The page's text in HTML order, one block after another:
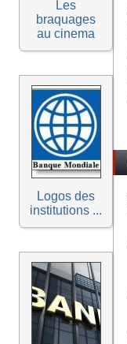
Les
braquages
au cinema
Logos des
institutions ...